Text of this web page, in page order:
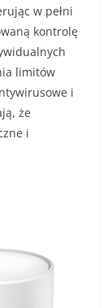
w pełni
kontrolę
limitów
i
że
i